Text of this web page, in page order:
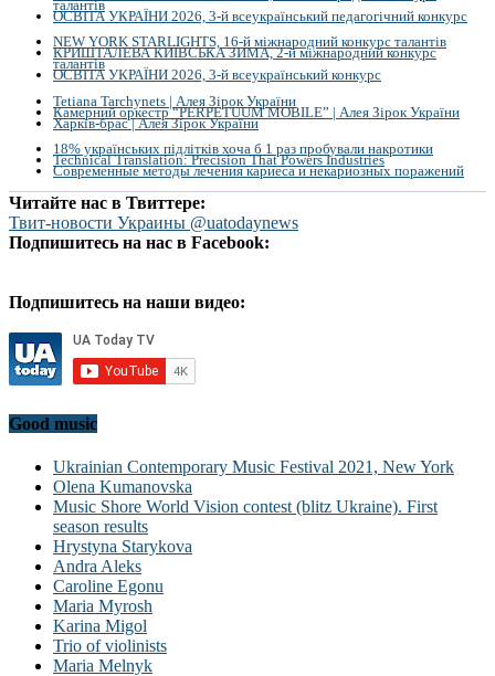
талантів
ОСВІТА УКРАЇНИ 2026, 3-й всеукраїнський педагогічний конкурс
NEW YORK STARLIGHTS, 16-й міжнародний конкурс талантів
КРИШТАЛЕВА КИЇВСЬКА ЗИМА, 2-й міжнародний конкурс
талантів
ОСВІТА УКРАЇНИ 2026, 3-й всеукраїнський конкурс
Tetiana Tarchynets | Алея Зірок України
Камерний оркестр “PERPETUUM MOBILE” | Алея Зірок України
Харків-брас | Алея Зірок України
18% українських підлітків хоча б 1 раз пробували накротики
Technical Translation: Precision That Powers Industries
Современные методы лечения кариеса и некариозных поражений
Читайте нас в Твиттере:
Твит-новости Украины @uatodaynews
Подпишитесь на нас в Facebook:
Подпишитесь на наши видео:
Good music
Ukrainian Contemporary Music Festival 2021, New York
Olena Kumanovska
Music Shore World Vision contest (blitz Ukraine). First
season results
Hrystyna Starykova
Andra Aleks
Caroline Egonu
Maria Myrosh
Karina Migol
Trio of violinists
Maria Melnyk